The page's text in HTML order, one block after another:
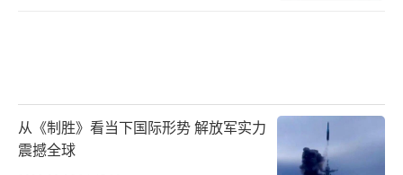
从《制胜》看当下国际形势 解放军实力
震撼全球